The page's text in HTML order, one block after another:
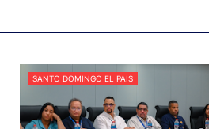
SANTO DOMINGO EL PAIS